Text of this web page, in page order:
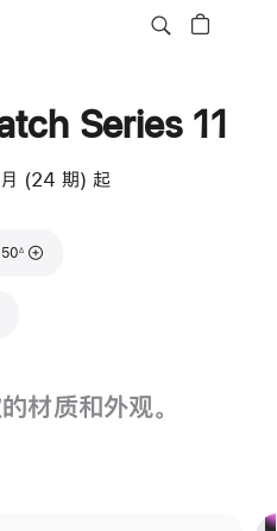
Series 11
(24 期) 起
脚注
∆
材质和外观。